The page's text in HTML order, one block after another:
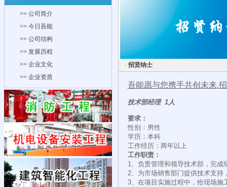
>> 公司简介
>> 今日吾能
>> 公司结构
>> 发展历程
>> 企业文化
>> 企业资质
· 招贤纳士
吾能愿与您携手共创未来.
技术部经理 1人
要求：
性别：男性
学历：本科
工作经历：两年以上
工作职责：
1、负责管理和领导技术部，完
2、为市场销售部门提供技术支持
3、在项目实施过程中，给现场施